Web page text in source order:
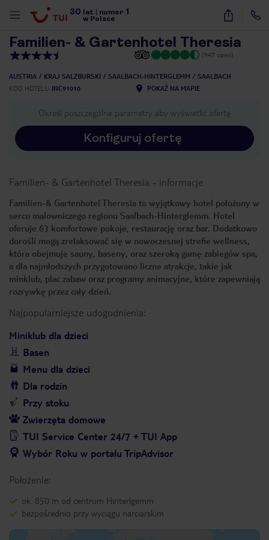
30 lat numer 1
w Polsce
46
Familien- & Gartenhotel Theresia
(947 opinii)
AUSTRIA KRAJ SALZBURSKI SAALBACH-HINTERGLEMM
SAALBACH
KOD HOTELU INC91010 POKAŻ NA MAPIE
Określ poszczególne parametry aby wyświetlić ofertę
Konfiguruj ofertę
Familien- & Gartenhotel Theresia - informacje
Familien-& Gartenhotel Theresia to wyjątkowy hotel położony w
sercu malowniczego regionu Saalbach-Hinterglemm. Hotel
oferuje 63 komfortowe pokoje, restaurację oraz bar. Dodatkowo
dorośli mogą zrelaksować się w nowoczesnej strefie wellness,
która obejmuje sauny, baseny, oraz szeroką gamę zabiegów spa,
a dla najmłodszych przygotowano liczne atrakcje, takie jak
minklub, plac zabaw oraz programy animacyjne, które zapewniają
rozrywkę przez cały dzień.
Najpopularniejsze udogodnienia:
Miniklub dla dzieci
Basen
Menu dla dzieci
Dla rodzin
Przy stoku
Zwierzęta domowe
TUI Service Center 24/7 + TUI App
Wybór Roku w portalu TripAdvisor
Położenie:
ok. 850 m od centrum Hinterlgemm
bezpośrednio przy wyciągu narciarskim